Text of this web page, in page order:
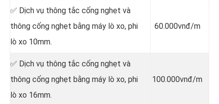
✅ Dịch vụ thông tắc cống nghẹt và
thông cống nghẹt bằng máy lò xo, phi
lò xo 10mm.
60.000vnđ/m
✅ Dịch vụ thông tắc cống nghẹt và
thông cống nghẹt bằng máy lò xo, phi
lò xo 16mm.
100.000vnđ/m